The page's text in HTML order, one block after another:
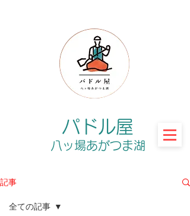
パドル屋
八ッ場あがつま湖
記事
全ての記事